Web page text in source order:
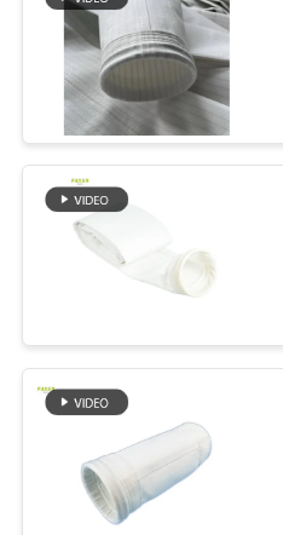
RIGUARDO
GIRO
DELLA
FABBRICA
CONTROLLO
DI
QUALITÀ
CONTATTICI